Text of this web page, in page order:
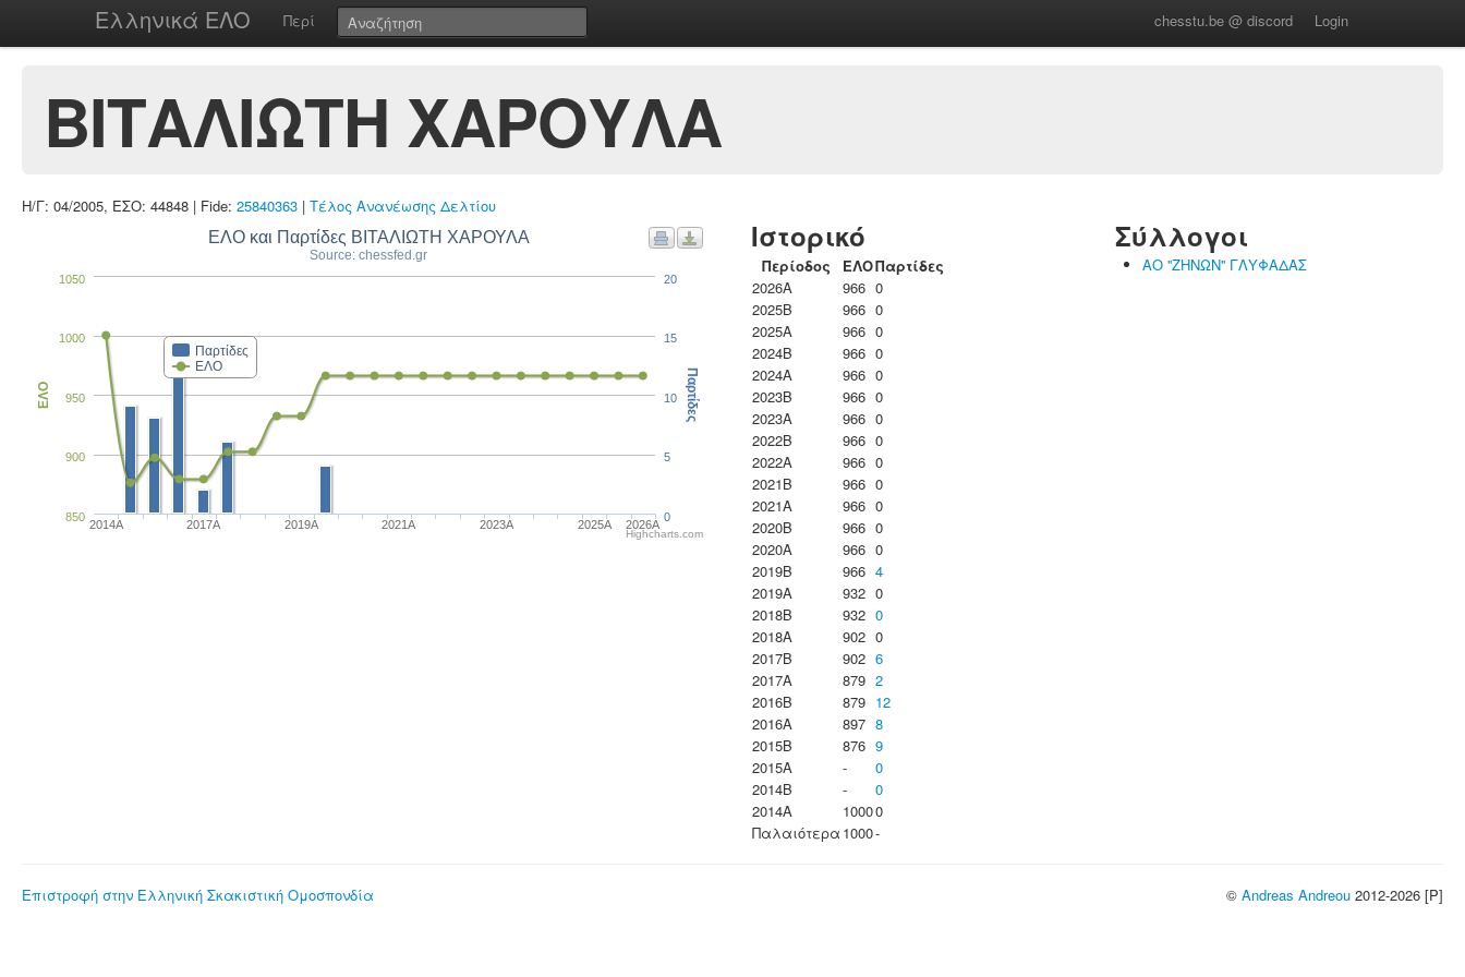
Ελληνικά ΕΛΟ Περί chesstu.be @ discord Login
ΒΙΤΑΛΙΩΤΗ ΧΑΡΟΥΛΑ
Η/Γ: 04/2005, ΕΣΟ: 44848 | Fide: 25840363 | Τέλος Ανανέωσης Δελτίου
ΕΛΟ και Παρτίδες ΒΙΤΑΛΙΩΤΗ ΧΑΡΟΥΛΑ
Source: chessfed.gr
Παρτίδες
ΕΛΟ
2014A 2017A 2019A 2021A 2023Α 2025A 2026A
850
900
950
1000
1050
ΕΛΟ
0
5
10
15
20
Παρτίδες
Highcharts.com
Ιστορικό
Περίοδος ΕΛΟΠαρτίδες
2026A
966 0
2025B
966 0
2025A
966 0
2024B
966 0
2024A
966 0
2023B
966 0
2023Α
966 0
2022B
966 0
2022A
966 0
2021B
966 0
2021A
966 0
2020B
966 0
2020A
966 0
2019B
966 4
2019A
932 0
2018B
932 0
2018A
902 0
2017B
902 6
2017A
879 2
2016B
879 12
2016A
897 8
2015B
876 9
2015A
-
0
2014B
-
0
2014A
10000
Παλαιότερα 1000-
Σύλλογοι
ΑΟ ''ΖΗΝΩΝ'' ΓΛΥΦΑΔΑΣ
Επιστροφή στην Ελληνική Σκακιστική Ομοσπονδία © Andreas Andreou 2012-2026 [P]